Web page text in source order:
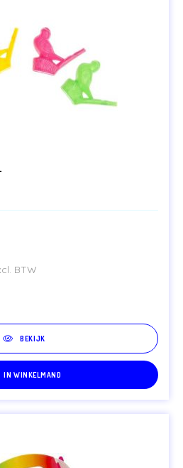
BTW
BEKIJK
IN WINKELMAND